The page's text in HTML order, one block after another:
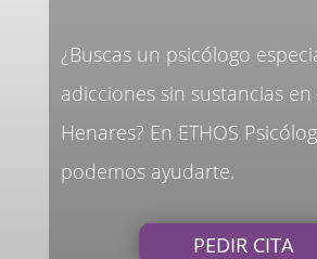
¿Buscas un psicólogo
adicciones sin sustancias en
Henares? En ETHOS
podemos ayudarte.
PEDIR CITA